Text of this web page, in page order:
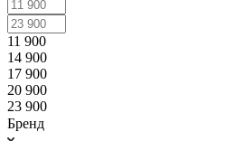
11 900
14 900
17 900
20 900
23 900
Бренд